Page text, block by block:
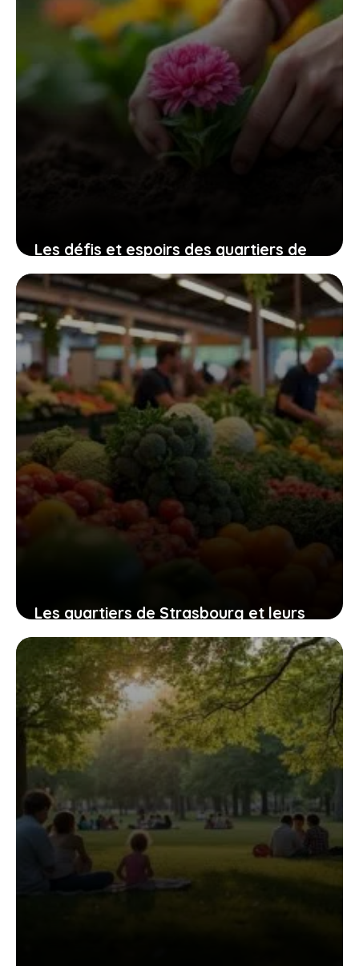
Les défis et espoirs des quartiers de
Villiers-le-Bel décryptés
10 juillet 2026
Les quartiers de Strasbourg et leurs
particularités : un regard sur Neuhof,
Hautepierre, Lingolsheim et Gare
7 juillet 2026